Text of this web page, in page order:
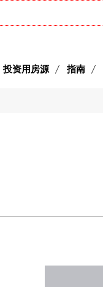
投资用房源 指南